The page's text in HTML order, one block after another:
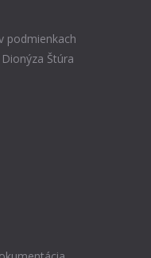
podmienkach
Štúra